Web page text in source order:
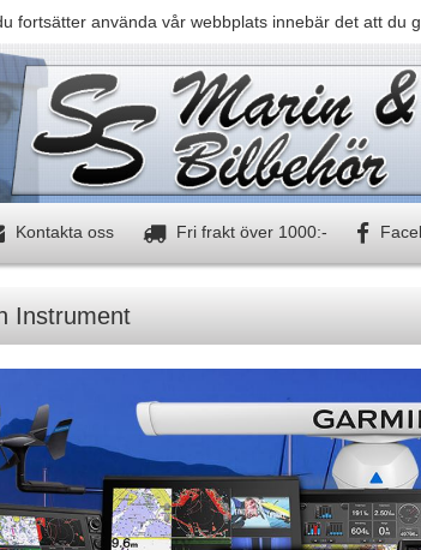
fortsätter använda vår webbplats innebär det att du
Kontakta oss Fri frakt över 1000:-
Instrument